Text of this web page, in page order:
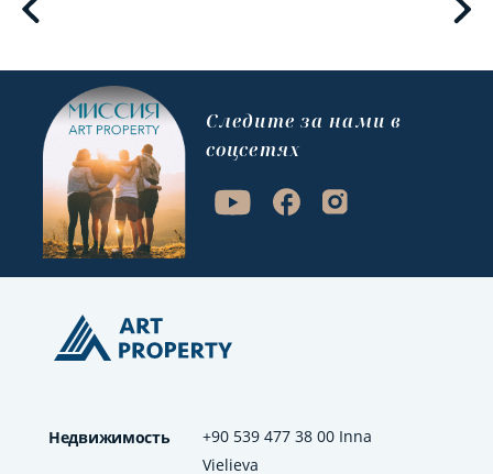
+90 539 477 38 00 Inna
Vielieva
Недвижимость
Cледите за нами в
соцсетях